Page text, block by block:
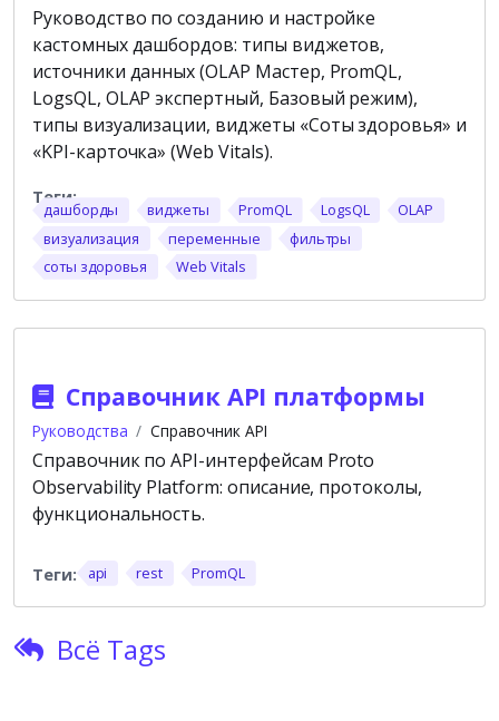
Руководство по созданию и настройке
кастомных дашбордов: типы виджетов,
источники данных (OLAP Мастер, PromQL,
LogsQL, OLAP экспертный, Базовый режим),
типы визуализации, виджеты «Соты здоровья» и
«KPI-карточка» (Web Vitals).
дашборды виджеты PromQL LogsQL
OLAP
визуализация
переменные
фильтры
соты здоровья
Web Vitals
Справочник API платформы
Руководства Справочник API
Справочник по API-интерфейсам Proto
Observability Platform: описание, протоколы,
функциональность.
api rest PromQL
Всё Tags